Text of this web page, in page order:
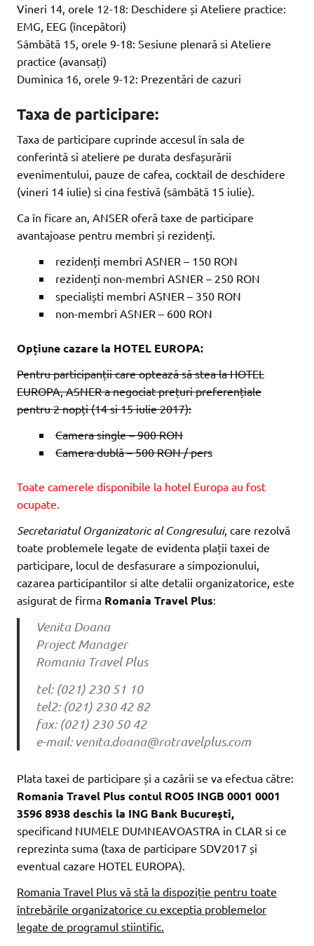
Vineri 14, orele 12-18: Deschidere și Ateliere practice:
EMG, EEG (începători)
Sâmbătă 15, orele 9-18: Sesiune plenară si Ateliere
practice (avansați)
Duminica 16, orele 9-12: Prezentări de cazuri
Taxa de participare:
Taxa de participare cuprinde accesul în sala de
conferintă si ateliere pe durata desfașurării
evenimentului, pauze de cafea, cocktail de deschidere
(vineri 14 iulie) si cina festivă (sâmbătă 15 iulie).
Ca în ficare an, ANSER oferă taxe de participare
avantajoase pentru membri și rezidenți.
rezidenți membri ASNER – 150 RON
rezidenți non-membri ASNER – 250 RON
specialiști membri ASNER – 350 RON
non-membri ASNER – 600 RON
Opțiune cazare la HOTEL EUROPA:
Pentru participanții care optează să stea la HOTEL
EUROPA, ASNER a negociat prețuri preferențiale
pentru 2 nopți (14 si 15 iulie 2017):
Camera single – 900 RON
Camera dublă – 500 RON / pers
Toate camerele disponibile la hotel Europa au fost
ocupate.
Secretariatul Organizatoric al Congresului, care rezolvă
toate problemele legate de evidenta plații taxei de
participare, locul de desfasurare a simpozionului,
cazarea participantilor si alte detalii organizatorice, este
asigurat de firma Romania Travel Plus:
Venita Doana
Project Manager
Romania Travel Plus
tel: (021) 230 51 10
tel2: (021) 230 42 82
fax: (021) 230 50 42
e-mail: venita.doana@rotravelplus.com
Plata taxei de participare și a cazării se va efectua către:
Romania Travel Plus contul RO05 INGB 0001 0001
3596 8938 deschis la ING Bank Bucureşti,
specificand NUMELE DUMNEAVOASTRA in CLAR si ce
reprezinta suma (taxa de participare SDV2017 și
eventual cazare HOTEL EUROPA).
Romania Travel Plus vă stă la dispoziție pentru toate
întrebările organizatorice cu exceptia problemelor
legate de programul stiintific.